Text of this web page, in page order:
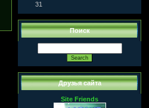
31
Поиск
Друзья сайта
Site Friends